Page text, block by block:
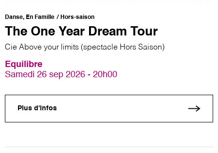
Danse, En Famille Hors-saison
The One Year Dream Tour
Cie Above your limits (spectacle Hors Saison)
Equilibre
Samedi 26 sep 2026 - 20h00
Plus d'infos